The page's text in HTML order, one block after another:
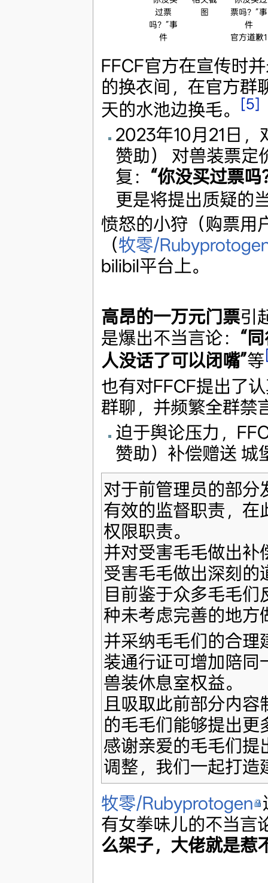
过票
吗？”事
件
图
票吗？”事
件
官方道歉1
FFCF官方在宣传时
的换衣间，在官方群
天的水池边换毛。
[5]
2023年10月21日
赞助） 对兽装票定
复： “你没买过票
更是将提出质疑的
愤怒的小狩（购票用
（牧零/
bilibil平台上。
高昂的一万元门票引
是爆出不当言论： “
人没话了可以闭嘴”等
也有对FFCF提出了
群聊，并频繁全群禁
迫于舆论压力，
赞助）补偿赠送 城
对于前管理员的部分
有效的监督职责，在
权限职责。
并对受害毛毛做出补
受害毛毛做出深刻的
目前鉴于众多毛毛
种未考虑完善的地方
并采纳毛毛们的合理
装通行证可增加陪同
兽装休息室权益。
且吸取此前部分内
的毛毛们能够提出更
感谢亲爱的毛毛们提
调整，我们一起打造
牧零/Rubyprotogen
有女拳味儿的不当言
么架子，大佬就是惹